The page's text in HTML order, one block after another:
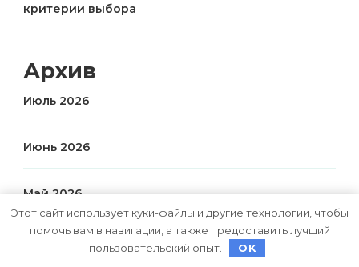
критерии выбора
Архив
Июль 2026
Июнь 2026
Май 2026
Этот сайт использует куки-файлы и другие технологии, чтобы
помочь вам в навигации, а также предоставить лучший
пользовательский опыт.
OK